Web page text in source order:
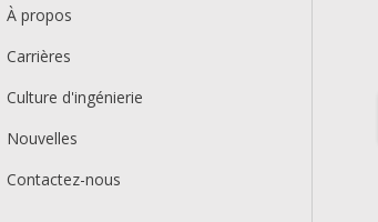
À propos
Carrières
Culture d'ingénierie
Nouvelles
Contactez-nous